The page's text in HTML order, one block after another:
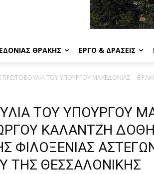
ΘΡΆΚΗΣ ΈΡΓΟ & ΔΡΆΣΕΙΣ
ΠΡΩΤΟΒΟΥΛΙΑ ΤΟΥ ΥΠΟΥΡΓΟΥ ΜΑΚΕΔΟΝΙΑΣ –
ΤΟΥ ΥΠΟΥΡΓΟΥ
ΚΑΛΑΝΤΖΗ
ΦΙΛΟΞΕΝΙΑΣ
ΤΗΣ ΘΕΣΣΑΛΟΝΙΚΗΣ